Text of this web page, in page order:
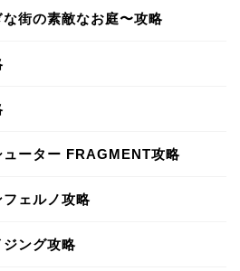
街の素敵なお庭〜攻略
ーター FRAGMENT攻略
ェルノ攻略
ング攻略